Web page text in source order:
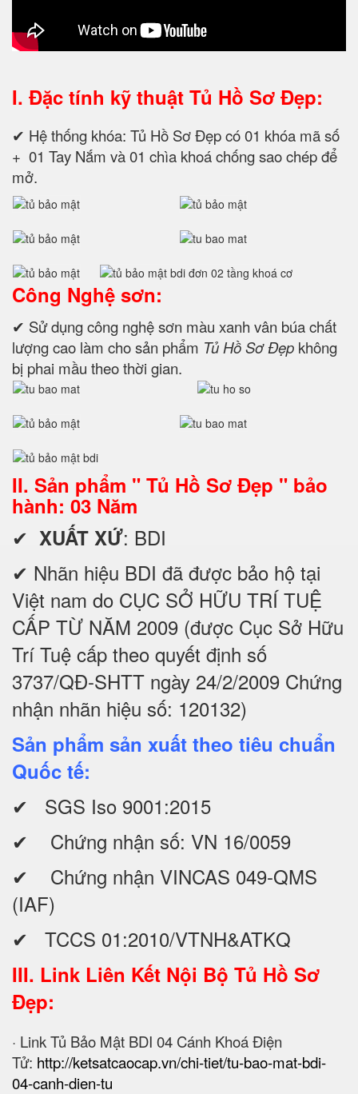
I. Đặc tính kỹ thuật Tủ Hồ Sơ Đẹp:
✔ Hệ thống khóa: Tủ Hồ Sơ Đẹp có 01 khóa mã số
+ 01 Tay Nắm và 01 chìa khoá chống sao chép để
mở.
Công Nghệ sơn:
✔ Sử dụng công nghệ sơn màu xanh vân búa chất
lượng cao làm cho sản phẩm Tủ Hồ Sơ Đẹp không
bị phai mầu theo thời gian.
II. Sản phẩm " Tủ Hồ Sơ Đẹp " bảo
hành: 03 Năm
✔ XUẤT XỨ: BDI
✔ Nhãn hiệu BDI đã được bảo hộ tại
Việt nam do CỤC SỞ HỮU TRÍ TUỆ
CẤP TỪ NĂM 2009 (được Cục Sở Hữu
Trí Tuệ cấp theo quyết định số
3737/QĐ-SHTT ngày 24/2/2009 Chứng
nhận nhãn hiệu số: 120132)
Sản phẩm sản xuất theo tiêu chuẩn
Quốc tế:
✔ SGS Iso 9001:2015
✔ Chứng nhận số: VN 16/0059
✔ Chứng nhận VINCAS 049-QMS
(IAF)
✔ TCCS 01:2010/VTNH&ATKQ
III. Link Liên Kết Nội Bộ Tủ Hồ Sơ
Đẹp:
· Link Tủ Bảo Mật BDI 04 Cánh Khoá Điện
Tử: http://ketsatcaocap.vn/chi-tiet/tu-bao-mat-bdi-
04-canh-dien-tu